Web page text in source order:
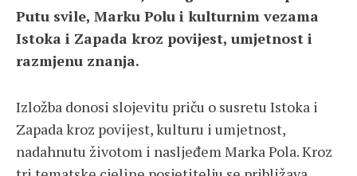
Putu svile, Marku Polu i kulturnim vezama
Istoka i Zapada kroz povijest, umjetnost i
razmjenu znanja.
Izložba donosi slojevitu priču o susretu Istoka i
Zapada kroz povijest, kulturu i umjetnost,
nadahnutu životom i nasljeđem Marka Pola. Kroz